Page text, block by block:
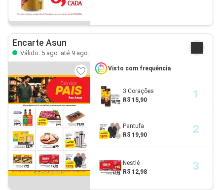
Encarte Asun
Válido: 5 ago. até 9 ago.
Visto com frequência
3 Corações
R$ 15,90
Pantufa
R$ 19,90
Nestlé
R$ 12,98